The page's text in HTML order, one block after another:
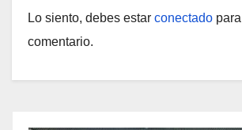
Lo siento, debes estar conectado
comentario.